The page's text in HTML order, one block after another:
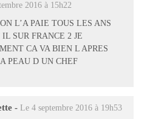
2016 à 15h22
L’A PAIE TOUS LES ANS
SUR FRANCE 2 JE
CA VA BIEN L APRES
PEAU D UN CHEF
- Le 4 septembre 2016 à 19h53